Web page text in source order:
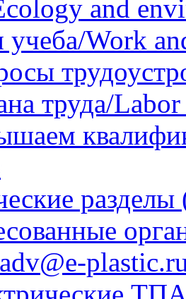
and
учеба/Work
труда/Labor